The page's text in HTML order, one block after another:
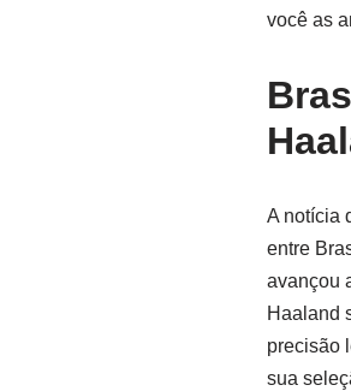
você as
A notícia
entre
avançou
Haaland
precisão
sua